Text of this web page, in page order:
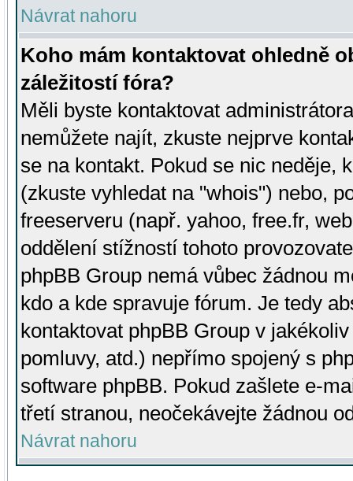
Návrat nahoru
Koho mám kontaktovat ohledně
záležitostí fóra?
Měli byste kontaktovat
nemůžete najít, zkuste nejprve
se na kontakt. Pokud se nic neděje,
(zkuste vyhledat na "whois") nebo,
freeserveru (např. yahoo, free.fr,
oddělení stížností tohoto
phpBB Group nemá vůbec žádnou
kdo a kde spravuje fórum. Je tedy
kontaktovat phpBB Group v
pomluvy, atd.) nepřímo spojený s
software phpBB. Pokud zašlete e-
třetí stranou, neočekávejte žádnou
Návrat nahoru